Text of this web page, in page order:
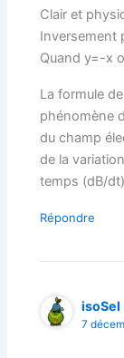
Clair et
Inversement
Quand y=-x
La formule
phénomène
du champ
de la
temps (dB/
Répondre
isoSel
7